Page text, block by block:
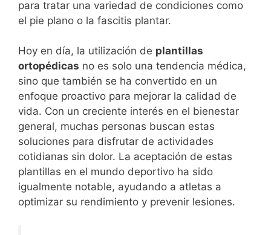
para tratar una variedad de condiciones como
el pie plano o la fascitis plantar.
Hoy en día, la utilización de plantillas
ortopédicas no es solo una tendencia médica,
sino que también se ha convertido en un
enfoque proactivo para mejorar la calidad de
vida. Con un creciente interés en el bienestar
general, muchas personas buscan estas
soluciones para disfrutar de actividades
cotidianas sin dolor. La aceptación de estas
plantillas en el mundo deportivo ha sido
igualmente notable, ayudando a atletas a
optimizar su rendimiento y prevenir lesiones.